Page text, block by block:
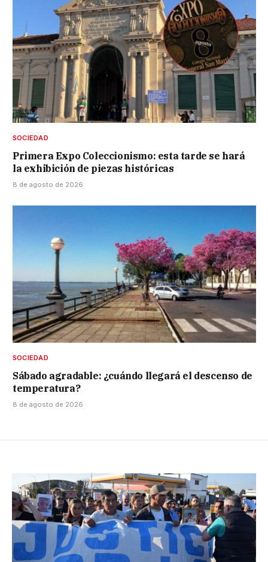
SOCIEDAD
Primera Expo Coleccionismo: esta tarde se hará
la exhibición de piezas históricas
8 de agosto de 2026
SOCIEDAD
Sábado agradable: ¿cuándo llegará el descenso de
temperatura?
8 de agosto de 2026